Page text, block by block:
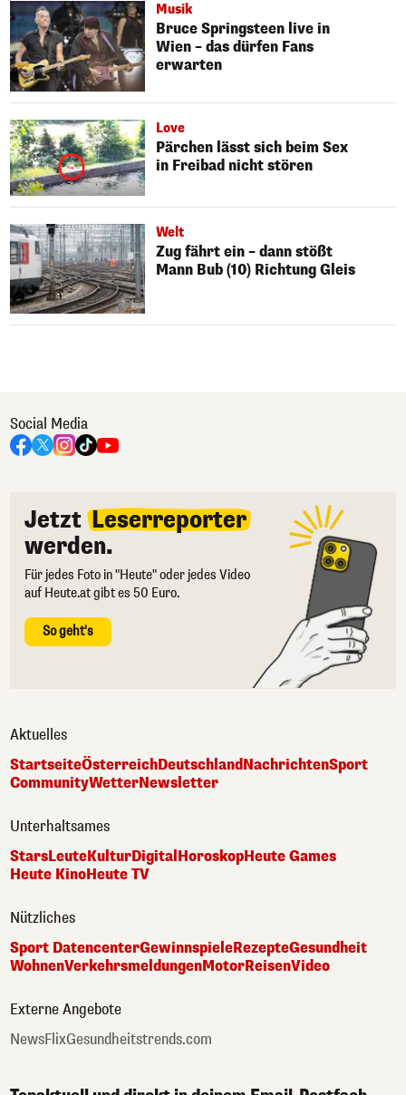
Musik
Bruce Springsteen live in
Wien – das dürfen Fans
erwarten
Love
Pärchen lässt sich beim Sex
in Freibad nicht stören
Welt
Zug fährt ein – dann stößt
Mann Bub (10) Richtung Gleis
Social Media
Jetzt Leserreporter
werden.
Für jedes Foto in "Heute" oder jedes Video
auf Heute.at gibt es 50 Euro.
So geht's
Aktuelles
StartseiteÖsterreichDeutschlandNachrichtenSport
CommunityWetterNewsletter
Unterhaltsames
StarsLeuteKulturDigitalHoroskopHeute Games
Heute KinoHeute TV
Nützliches
Sport DatencenterGewinnspieleRezepteGesundheit
WohnenVerkehrsmeldungenMotorReisenVideo
Externe Angebote
NewsFlixGesundheitstrends.com